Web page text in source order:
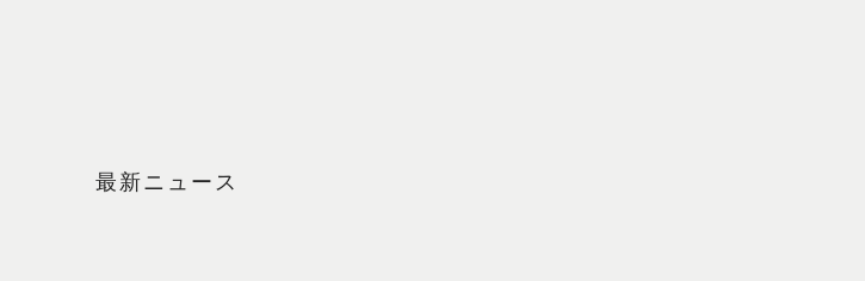
最新ニュース